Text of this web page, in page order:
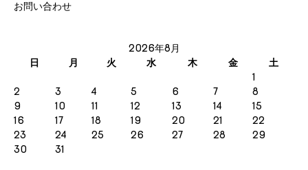
お問い合わせ
2026年8月
日
月 火 水 木 金
土
1
2
3 4 5 6 7
8
9
10 11 12 13 14
15
16
17 18 19 20 21
22
23
24 25 26 27 28
29
30
31